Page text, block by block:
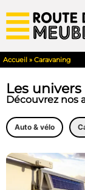
Accueil » Caravaning
Les
Découvrez nos
Auto & vélo